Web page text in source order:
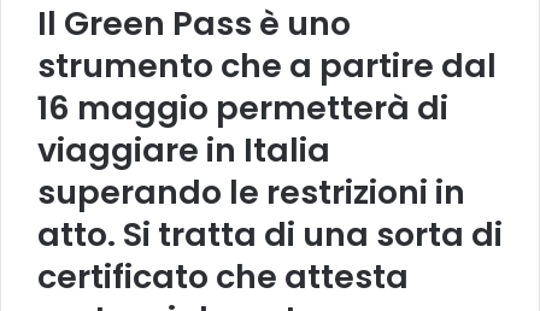
Il Green Pass è uno
strumento che a partire dal
16 maggio permetterà di
viaggiare in Italia
superando le restrizioni in
atto. Si tratta di una sorta di
certificato che attesta